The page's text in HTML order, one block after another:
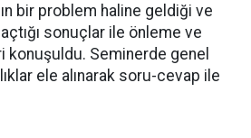
bir problem haline geldiği ve
sonuçlar ile önleme ve
konuşuldu. Seminerde genel
ele alınarak soru-cevap ile